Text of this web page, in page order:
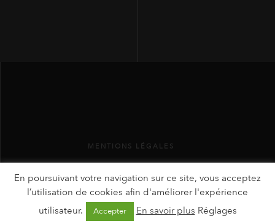
MENTIONS LÉGALES
En poursuivant votre navigation sur ce site, vous acceptez
l’utilisation de cookies afin d'améliorer l'expérience
utilisateur.
Accepter En savoir plus Réglages